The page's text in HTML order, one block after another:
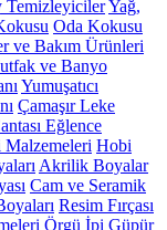
TemizleyicilerYağ,
Oda Kokusu
ve Bakım Ürünleri
ve Banyo
Yumuşatıcı
Çamaşır Leke
Eğlence
Hobi
Akrilik Boyalar
Cam ve Seramik
Resim Fırçası
Örgü İpi Güpür